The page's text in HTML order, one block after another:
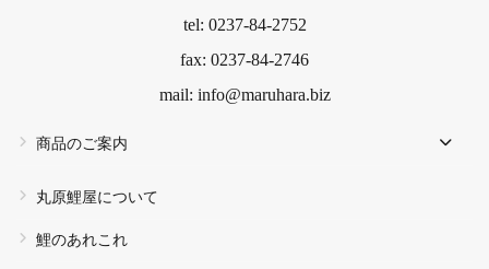
tel: 0237-84-2752
fax: 0237-84-2746
mail: info@maruhara.biz
商品のご案内
丸原鯉屋について
鯉のあれこれ